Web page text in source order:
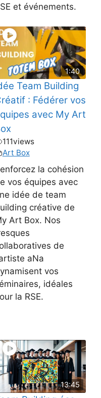
et événements.
1:40
Team Building
: Fédérer vos
avec My Art
111views
Art Box
la cohésion
vos équipes avec
idée de team
créative de
Art Box. Nos
de
aNa
vos
idéales
la RSE.
13:45